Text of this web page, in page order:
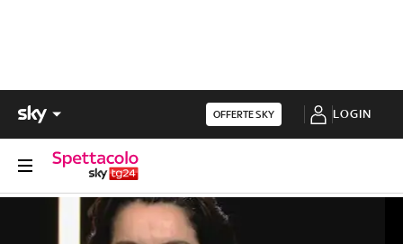
OFFERTE SKY LOGIN